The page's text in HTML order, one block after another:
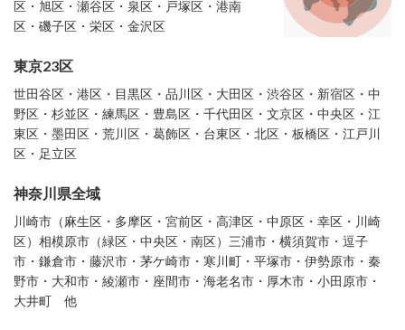
区・旭区・瀬谷区・泉区・戸塚区・港南
区・磯子区・栄区・金沢区
東京23区
世田谷区・港区・目黒区・品川区・大田区・渋谷区・新宿区・中
野区・杉並区・練馬区・豊島区・千代田区・文京区・中央区・江
東区・墨田区・荒川区・葛飾区・台東区・北区・板橋区・江戸川
区・足立区
神奈川県全域
川崎市（麻生区・多摩区・宮前区・高津区・中原区・幸区・川崎
区）相模原市（緑区・中央区・南区）三浦市・横須賀市・逗子
市・鎌倉市・藤沢市・茅ケ崎市・寒川町・平塚市・伊勢原市・秦
野市・大和市・綾瀬市・座間市・海老名市・厚木市・小田原市・
大井町 他